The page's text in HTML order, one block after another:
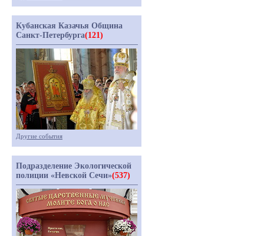
Кубанская Казачья Община
Санкт-Петербурга(121)
Другие события
Подразделение Экологической
полиции «Невской Сечи»(537)